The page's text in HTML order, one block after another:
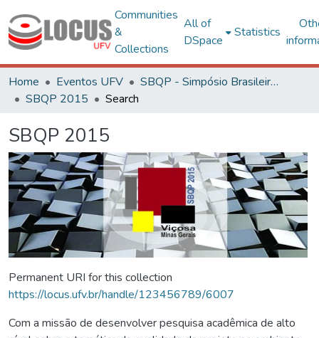
Communities
&
Collections
All of
DSpace
Statistics
Home Eventos UFV
SBQP - Simpósio Brasileiro de Qualidade do Projeto no Ambiente Construído
SBQP 2015
Search
SBQP 2015
Permanent URI for this collection
https://locus.ufv.br/handle/123456789/6007
Com a missão de desenvolver pesquisa acadêmica de alto